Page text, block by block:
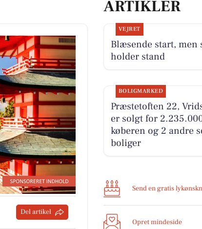
Del artikel
ARTIKLER
VEJRET
Blæsende start, men
holder stand
BOLIGMARKED
Præstetoften 22,
er solgt for
køberen og 2 andre
boliger
Send en gratis
Opret mindeside